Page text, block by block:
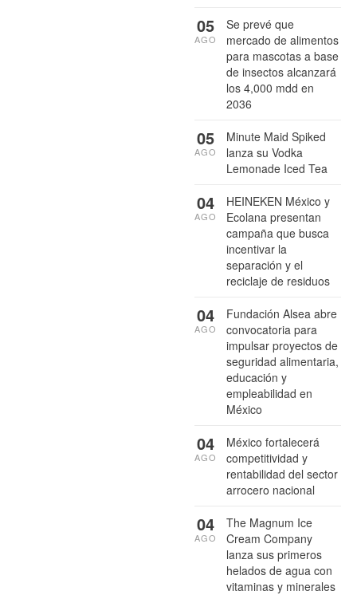
Se prevé que
mercado de alimentos
para mascotas a base
de insectos alcanzará
los 4,000 mdd en
2036
05
AGO
Minute Maid Spiked
lanza su Vodka
Lemonade Iced Tea
05
AGO
HEINEKEN México y
Ecolana presentan
campaña que busca
incentivar la
separación y el
reciclaje de residuos
04
AGO
Fundación Alsea abre
convocatoria para
impulsar proyectos de
seguridad alimentaria,
educación y
empleabilidad en
México
04
AGO
México fortalecerá
competitividad y
rentabilidad del sector
arrocero nacional
04
AGO
The Magnum Ice
Cream Company
lanza sus primeros
helados de agua con
vitaminas y minerales
04
AGO